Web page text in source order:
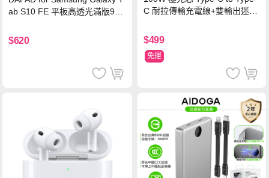
ab S10 FE 平板高透光滿版9H
$620
C 耐拉傳輸充電線+雙輸出迷你
$499
免運